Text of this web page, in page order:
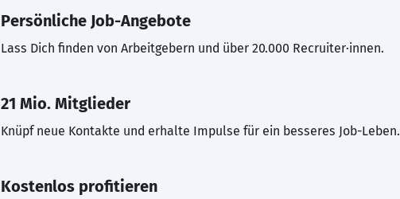
Persönliche Job-Angebote
Lass Dich finden von Arbeitgebern und über 20.000 Recruiter·innen.
21 Mio. Mitglieder
Knüpf neue Kontakte und erhalte Impulse für ein besseres Job-Leben.
Kostenlos profitieren